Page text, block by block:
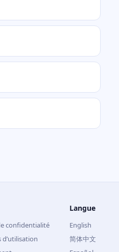
confidentialité
Langue
English
简体中文